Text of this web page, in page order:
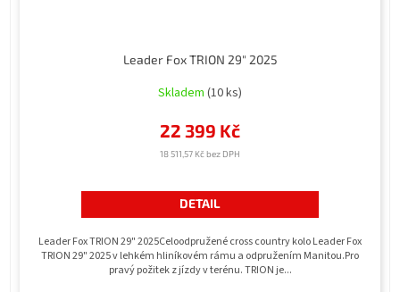
Leader Fox TRION 29" 2025
Skladem (10 ks)
18 511,57 Kč bez DPH
22 399 Kč
DETAIL
Leader Fox TRION 29" 2025Celoodpružené cross country kolo Leader Fox
TRION 29" 2025 v lehkém hliníkovém rámu a odpružením Manitou.Pro
pravý požitek z jízdy v terénu. TRION je...